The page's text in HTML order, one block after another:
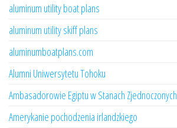
aluminum utility boat plans
aluminum utility skiff plans
aluminumboatplans.com
Alumni Uniwersytetu Tohoku
Ambasadorowie Egiptu w Stanach Zjednoczonych
Amerykanie pochodzenia irlandzkiego